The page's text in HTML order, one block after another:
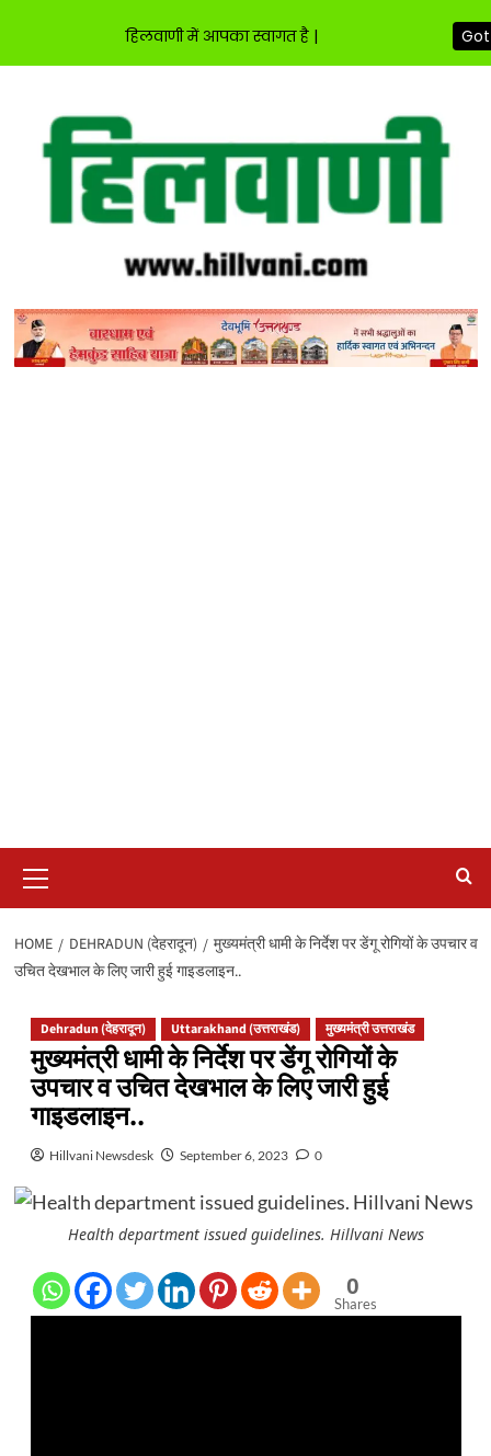
content
Menu
HOME DEHRADUN (देहरादून)
मुख्यमंत्री धामी के निर्देश पर डेंगू रोगियों के उपचार व
उचित देखभाल के लिए जारी हुई गाइडलाइन..
Dehradun (देहरादून) Uttarakhand (उत्तराखंड) मुख्यमंत्री उत्तराखंड
मुख्यमंत्री धामी के निर्देश पर डेंगू रोगियों के
उपचार व उचित देखभाल के लिए जारी हुई
गाइडलाइन..
Hillvani Newsdesk September 6, 2023 0
Health department issued guidelines. Hillvani News
0
Shares
हिलवाणी में आपका स्वागत है |